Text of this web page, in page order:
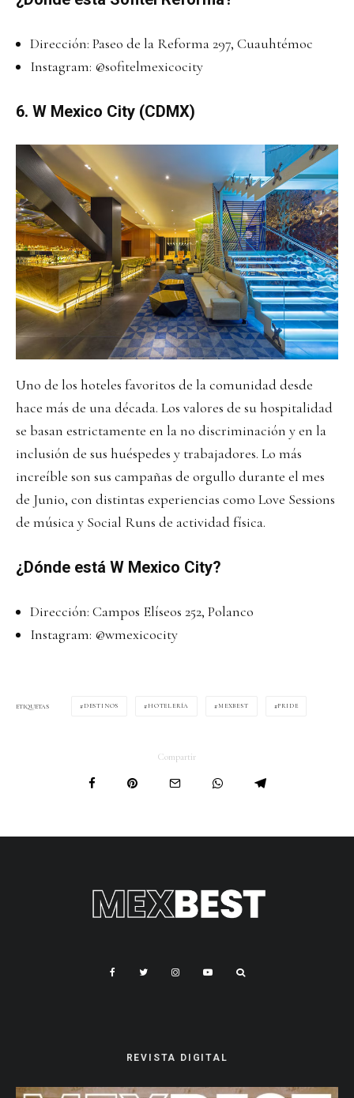
Dirección: Paseo de la Reforma 297, Cuauhtémoc
Instagram: @sofitelmexicocity
6. W Mexico City (CDMX)
Uno de los hoteles favoritos de la comunidad desde
hace más de una década. Los valores de su hospitalidad
se basan estrictamente en la no discriminación y en la
inclusión de sus huéspedes y trabajadores. Lo más
increíble son sus campañas de orgullo durante el mes
de Junio, con distintas experiencias como Love Sessions
de música y Social Runs de actividad física.
¿Dónde está W Mexico City?
Dirección: Campos Elíseos 252, Polanco
Instagram: @wmexicocity
ETIQUETAS DESTINOS HOTELERÍA MEXBEST PRIDE
Compartir
REVISTA DIGITAL